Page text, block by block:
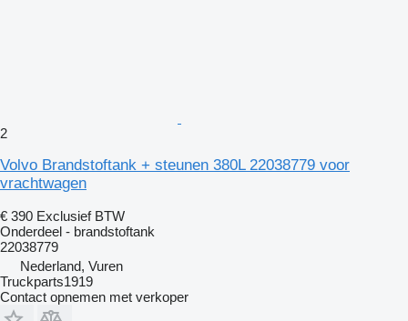
2
Volvo Brandstoftank + steunen 380L 22038779 voor
vrachtwagen
€ 390 Exclusief BTW
Onderdeel - brandstoftank
22038779
Nederland, Vuren
Truckparts1919
Contact opnemen met verkoper